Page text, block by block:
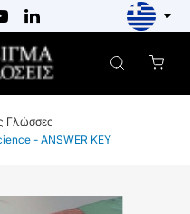
Γλώσσες
- ANSWER KEY